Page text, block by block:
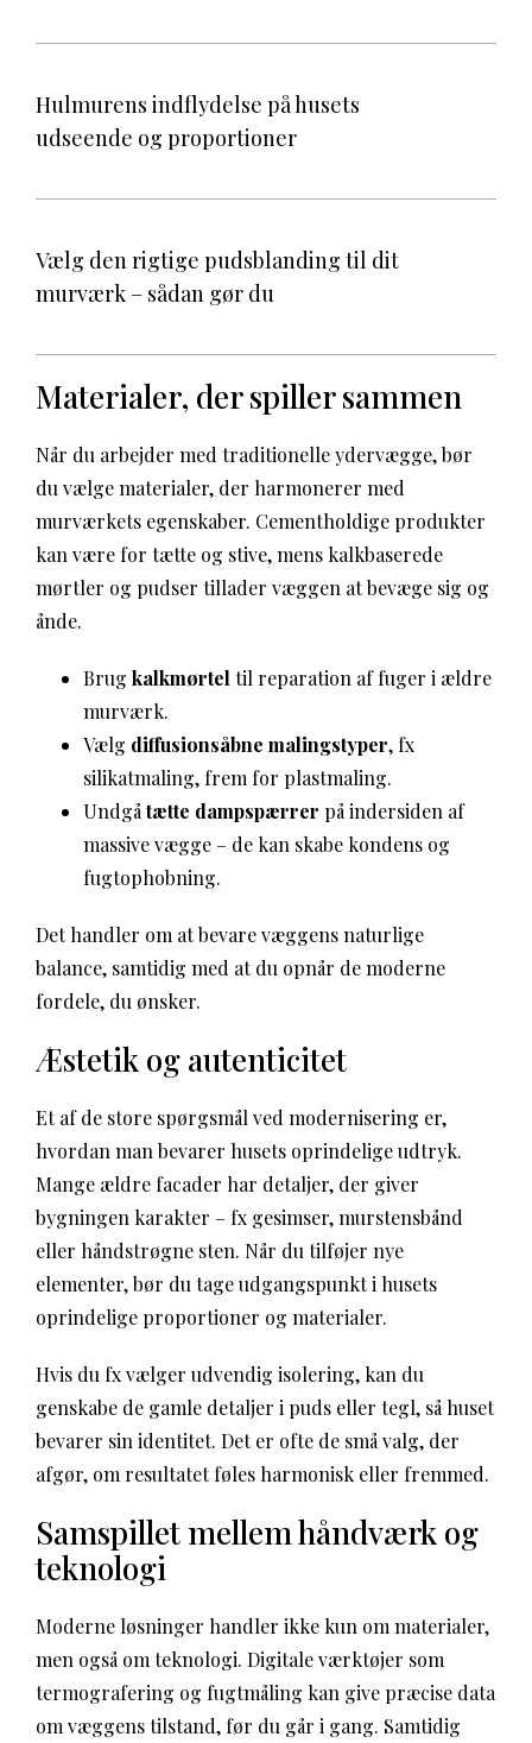
Hulmurens indflydelse på husets
udseende og proportioner
Vælg den rigtige pudsblanding til dit
murværk – sådan gør du
Materialer, der spiller sammen
Når du arbejder med traditionelle ydervægge, bør
du vælge materialer, der harmonerer med
murværkets egenskaber. Cementholdige produkter
kan være for tætte og stive, mens kalkbaserede
mørtler og pudser tillader væggen at bevæge sig og
ånde.
Brug kalkmørtel til reparation af fuger i ældre
murværk.
Vælg diffusionsåbne malingstyper, fx
silikatmaling, frem for plastmaling.
Undgåtætte dampspærrer på indersiden af
massive vægge – de kan skabe kondens og
fugtophobning.
Det handler om at bevare væggens naturlige
balance, samtidig med at du opnår de moderne
fordele, du ønsker.
Æstetik og autenticitet
Et af de store spørgsmål ved modernisering er,
hvordan man bevarer husets oprindelige udtryk.
Mange ældre facader har detaljer, der giver
bygningen karakter – fx gesimser, murstensbånd
eller håndstrøgne sten. Når du tilføjer nye
elementer, bør du tage udgangspunkt i husets
oprindelige proportioner og materialer.
Hvis du fx vælger udvendig isolering, kan du
genskabe de gamle detaljer i puds eller tegl, så huset
bevarer sin identitet. Det er ofte de små valg, der
afgør, om resultatet føles harmonisk eller fremmed.
Samspillet mellem håndværk og
teknologi
Moderne løsninger handler ikke kun om materialer,
men også om teknologi. Digitale værktøjer som
termografering og fugtmåling kan give præcise data
om væggens tilstand, før du går i gang. Samtidig